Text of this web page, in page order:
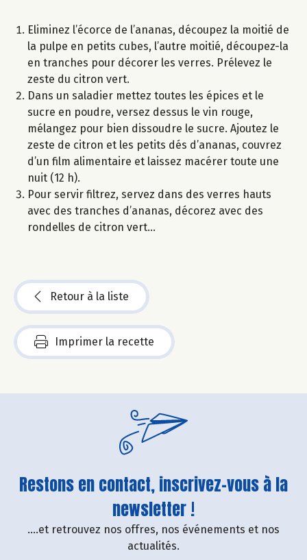
Eliminez l’écorce de l’ananas, découpez la moitié de
la pulpe en petits cubes, l’autre moitié, découpez-la
en tranches pour décorer les verres. Prélevez le
zeste du citron vert.
Dans un saladier mettez toutes les épices et le
sucre en poudre, versez dessus le vin rouge,
mélangez pour bien dissoudre le sucre. Ajoutez le
zeste de citron et les petits dés d’ananas, couvrez
d’un film alimentaire et laissez macérer toute une
nuit (12 h).
Pour servir filtrez, servez dans des verres hauts
avec des tranches d’ananas, décorez avec des
rondelles de citron vert…
Retour à la liste
Imprimer la recette
Restons en contact, inscrivez-vous à la
newsletter !
....et retrouvez nos offres, nos événements et nos
actualités.